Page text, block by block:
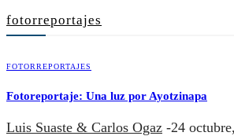
fotorreportajes
FOTORREPORTAJES
Fotoreportaje: Una luz por Ayotzinapa
Luis Suaste & Carlos Ogaz -24